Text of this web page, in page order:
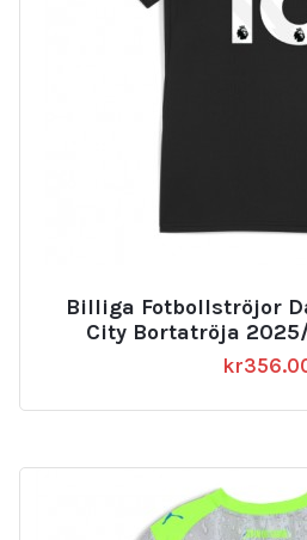
Billiga Fotbollströjor
City Bortatröja
kr